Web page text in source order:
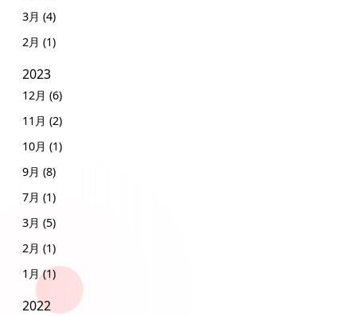
3月 (4)
2月 (1)
2023
12月 (6)
11月 (2)
10月 (1)
9月 (8)
7月 (1)
3月 (5)
2月 (1)
1月 (1)
2022